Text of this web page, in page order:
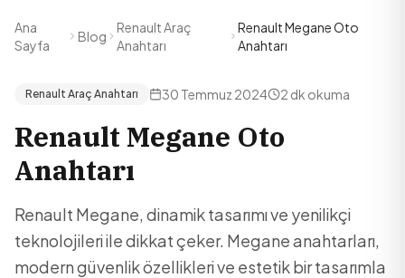
Ana
Sayfa
Blog
Renault Araç
Anahtarı
Renault Megane Oto
Anahtarı
Renault Araç Anahtarı 30 Temmuz 2024 2 dk okuma
Renault Megane Oto
Anahtarı
Renault Megane, dinamik tasarımı ve yenilikçi
teknolojileri ile dikkat çeker. Megane anahtarları,
modern güvenlik özellikleri ve estetik bir tasarımla